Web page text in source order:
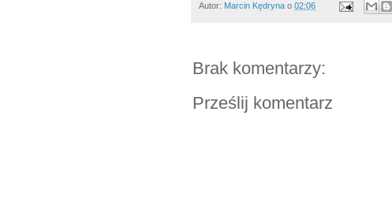
Autor: Marcin Kędryna o 02:06
Brak komentarzy:
Prześlij komentarz